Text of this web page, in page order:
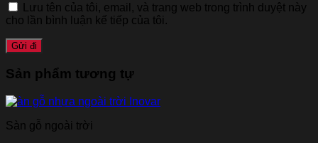
Lưu tên của tôi, email, và trang web trong trình duyệt này
cho lần bình luận kế tiếp của tôi.
Sản phẩm tương tự
Sàn gỗ ngoài trời